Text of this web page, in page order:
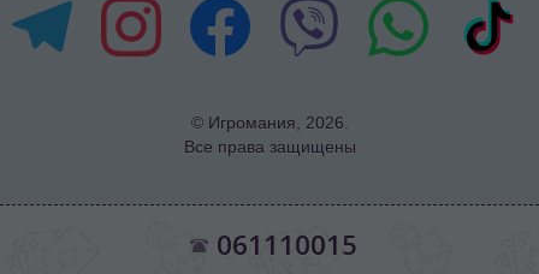
© Игромания, 2026.
Все права защищены
061110015